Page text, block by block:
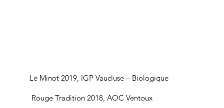
Le Minot 2019, IGP Vaucluse – Biologique
Rouge Tradition 2018, AOC Ventoux